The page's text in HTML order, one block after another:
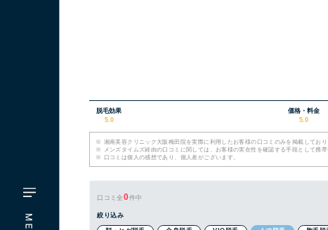
脱毛効果
5.0
価格・料金
5.0
※ 湘南美容クリニック大阪梅田院を実際に利用したお客様の口コミのみを掲載しており
※
メンズタイムズ経由の口コミに関しては、お客様の実在性を確認する手段として携
※
口コミは個人の感想であり、個人差がございます。
口コミ全0件中
絞り込み